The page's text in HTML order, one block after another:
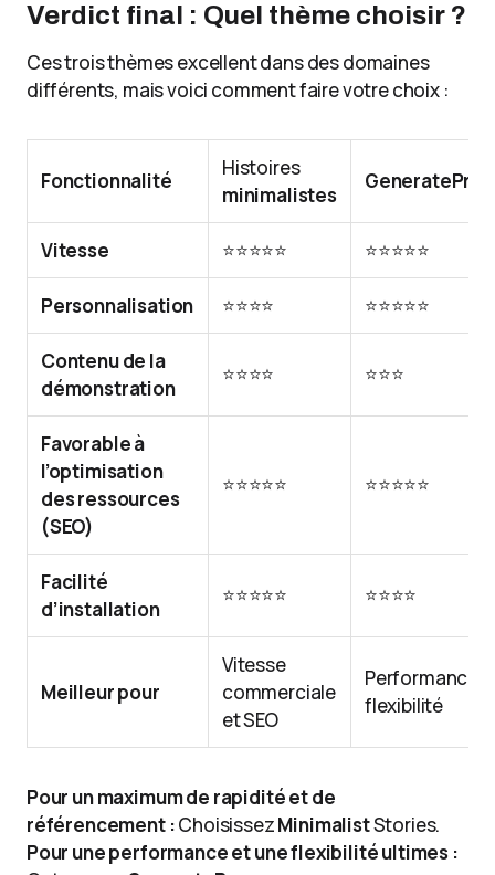
Verdict final : Quel thème choisir ?
Ces trois thèmes excellent dans des domaines
différents, mais voici comment faire votre choix :
Fonctionnalité
Histoires
minimalistes
Vitesse ⭐⭐⭐⭐⭐ ⭐⭐⭐⭐⭐
Personnalisation ⭐⭐⭐⭐ ⭐⭐⭐⭐⭐
Contenu de la
démonstration
⭐⭐⭐⭐ ⭐⭐⭐
Favorable à
l’optimisation
des ressources
(SEO)
⭐⭐⭐⭐⭐ ⭐⭐⭐⭐⭐
Facilité
d’installation
⭐⭐⭐⭐⭐ ⭐⭐⭐⭐
Meilleur pour
Vitesse
commerciale
et SEO
Performance
flexibilité
Pour un maximum de rapidité et de
référencement :ChoisissezMinimalistStories.
Pour une performance et une flexibilité ultimes :